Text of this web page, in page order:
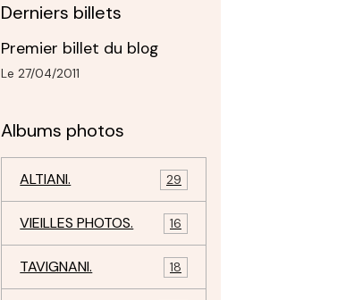
Derniers billets
Premier billet du blog
Le 27/04/2011
Albums photos
ALTIANI. 29
VIEILLES PHOTOS. 16
TAVIGNANI. 18